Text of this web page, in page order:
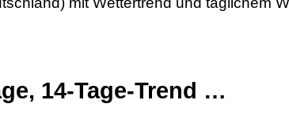
14-Tage-Trend …